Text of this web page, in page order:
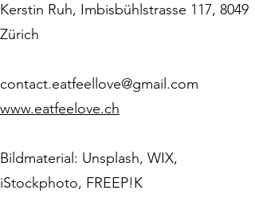
Kerstin Ruh, Imbisbühlstrasse 117, 8049
Zürich
contact.eatfeellove@gmail.com
www.eatfeelove.ch
Bildmaterial: Unsplash, WIX,
iStockphoto, FREEP!K